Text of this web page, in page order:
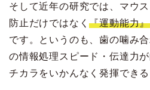
そして近年の研究では、マウ
防止だけではなく『運動能力
です。というのも、歯の噛み
の情報処理スピード・伝達力
チカラをいかんなく発揮できる